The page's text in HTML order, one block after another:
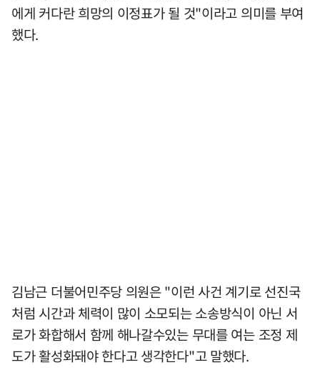
에게 커다란 희망의 이정표가 될 것"이라고 의미를 부여
했다.
김남근 더불어민주당 의원은 "이런 사건 계기로 선진국
처럼 시간과 체력이 많이 소모되는 소송방식이 아닌 서
로가 화합해서 함께 해나갈수있는 무대를 여는 조정 제
도가 활성화돼야 한다고 생각한다"고 말했다.